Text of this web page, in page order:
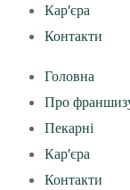
Кар’єра
Контакти
Головна
Про
Пекарні
Кар’єра
Контакти